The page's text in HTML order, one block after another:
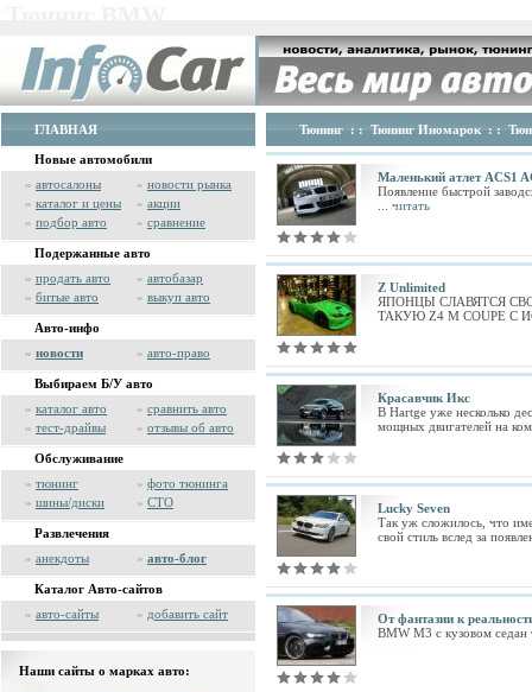
ГЛАВНАЯ
Новые автомобили
» автосалоны » новости рынка
» каталог и цены » акции
» подбор авто » сравнение
Подержанные авто
» продать авто » автобазар
» битые авто » выкуп авто
Авто-инфо
» новости » авто-право
Выбираем Б/У авто
» каталог авто » сравнить авто
» тест-драйвы » отзывы об авто
Обслуживание
» тюнинг » фото тюнинга
» шины/диски » СТО
Развлечения
» анекдоты » авто-блог
Каталог Авто-сайтов
» авто-сайты » добавить сайт
Наши сайты о марках авто:
Тюнинг : : Тюнинг Иномарок : :
Маленький атлет ACS1
Появление быстрой
читать
Z Unlimited
ЯПОНЦЫ СЛАВЯТСЯ
ТАКУЮ Z4 M COUPE С
Красавчик Икс
В Hartge уже несколько
мощных двигателей на
Lucky Seven
Так уж сложилось, что
свой стиль вслед за
От фантазии к
BMW M3 с кузовом